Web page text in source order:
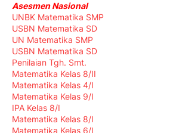
Asesmen Nasional
UNBK Matematika SMP
USBN Matematika SD
UN Matematika SMP
USBN Matematika SD
Penilaian Tgh. Smt.
Matematika Kelas 8/II
Matematika Kelas 4/I
Matematika Kelas 9/I
IPA Kelas 8/I
Matematika Kelas 8/I
Matematika Kelas 6/I